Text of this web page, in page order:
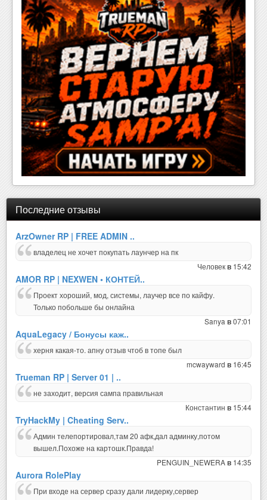
Последние отзывы
ArzOwner RP | FREE ADMIN ..
владелец не хочет покупать лаунчер на пк
Человекв 15:42
AMOR RP | NEXWEN • КОНТЕЙ..
Проект хороший, мод, системы, лаучер все по кайфу.
Только побольше бы онлайна
Sanya в07:01
AquaLegacy / Бонусы каж..
херня какая-то. апну отзыв чтоб в топе был
mcwayward в 16:45
Trueman RP | Server 01 | ..
не заходит, версия сампа правильная
Константин в 15:44
TryHackMy | Cheating Serv..
Админ телепортировал,там 20 афк,дал админку,потом
вышел.Похоже на картошк.Правда!
PENGUIN_NEWERAв 14:35
Aurora RolePlay
При входе на сервер сразу дали лидерку,сервер